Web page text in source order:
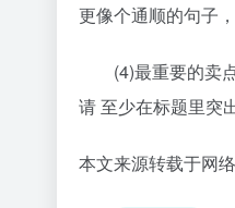
更像个通顺的句子
(4)最重要的卖
请 至少在标题里突
本文来源转载于网